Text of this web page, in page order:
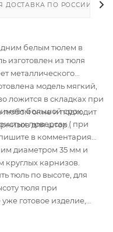
ДОСТАВКА ПО РОССИИ
белым тюлем в
изготовлен из тюля
металлического
модель мягкий,
ложится в складках при
любом окне и подходит
для штор.
большой срок
люверсах ( при
в комментария
диаметром 35 мм и
круглых карнизов.
тюль по высоте, для
тюля при
готовое изделие,
бесплатная. Этот